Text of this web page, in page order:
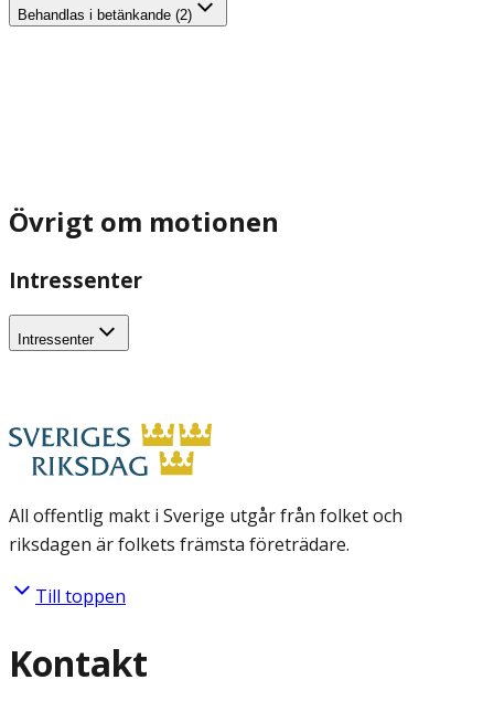
Behandlas i betänkande (2)
Övrigt om motionen
Intressenter
Intressenter
All offentlig makt i Sverige utgår från folket och
riksdagen är folkets främsta företrädare.
Till toppen
Kontakt